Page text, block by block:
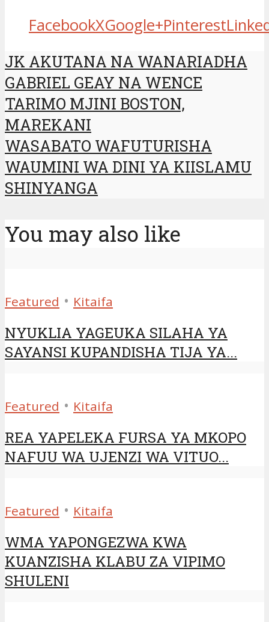
FacebookXGoogle+Pinterest
JK AKUTANA NA WANARIADHA
GABRIEL GEAY NA WENCE
TARIMO MJINI BOSTON,
MAREKANI
WASABATO WAFUTURISHA
WAUMINI WA DINI YA KIISLAMU
SHINYANGA
You may also like
Featured • Kitaifa
NYUKLIA YAGEUKA SILAHA YA
SAYANSI KUPANDISHA TIJA YA...
Featured • Kitaifa
REA YAPELEKA FURSA YA MKOPO
NAFUU WA UJENZI WA VITUO...
Featured • Kitaifa
WMA YAPONGEZWA KWA
KUANZISHA KLABU ZA VIPIMO
SHULENI